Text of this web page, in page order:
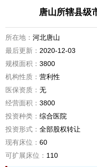
唐山所辖县级
所在地：河北唐山
最后更新： 2020-12-03
规模面积：3800
机构性质：营利性
医保资质：无
经营面积：3800
投资种类：综合医院
投资形式：全部股权转让
现有床位：60
可扩展床位： 110